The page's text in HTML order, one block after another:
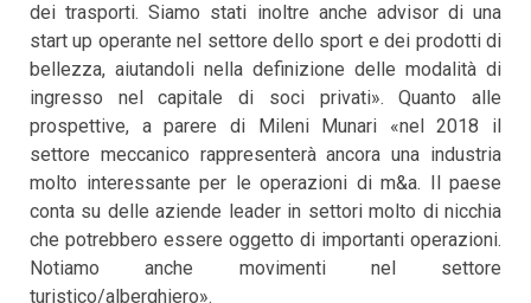
dei trasporti. Siamo stati inoltre anche advisor di una
start up operante nel settore dello sport e dei prodotti di
bellezza, aiutandoli nella definizione delle modalità di
ingresso nel capitale di soci privati». Quanto alle
prospettive, a parere di Mileni Munari «nel 2018 il
settore meccanico rappresenterà ancora una industria
molto interessante per le operazioni di m&a. Il paese
conta su delle aziende leader in settori molto di nicchia
che potrebbero essere oggetto di importanti operazioni.
Notiamo anche movimenti nel settore
turistico/alberghiero».